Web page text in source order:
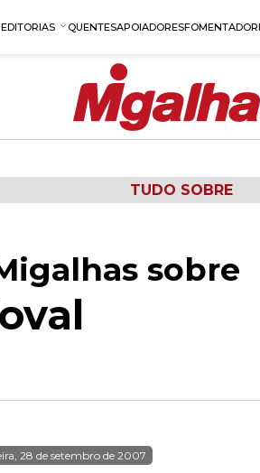
EDITORIAS QUENTESAPOIADORES
TUDO SOBRE
sobre
28 de setembro de 2007